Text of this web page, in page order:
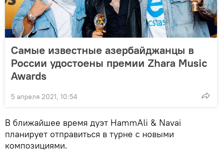
Самые известные азербайджанцы в
России удостоены премии Zhara Music
Awards
5 апреля 2021, 10:54
В ближайшее время дуэт HammAli & Navai
планирует отправиться в турне с новыми
композициями.